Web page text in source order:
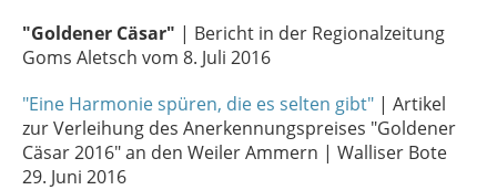
"Goldener Cäsar" | Bericht in der Regionalzeitung
Goms Aletsch vom 8. Juli 2016
"Eine Harmonie spüren, die es selten gibt" | Artikel
zur Verleihung des Anerkennungspreises "Goldener
Cäsar 2016" an den Weiler Ammern | Walliser Bote
29. Juni 2016